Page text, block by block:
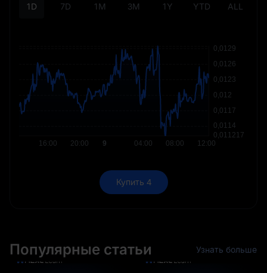
1D 7D 1M 3M 1Y YTD ALL
Купить 4
Популярные статьи Узнать больше